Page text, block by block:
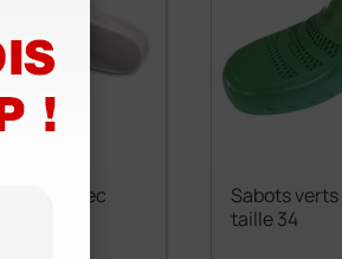
- Avec
Sabots verts
taille 34